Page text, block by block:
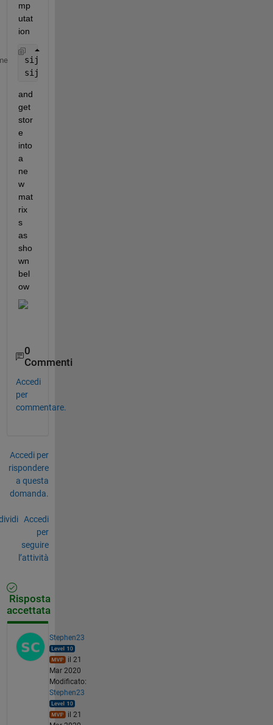
mp
utat
ion
sij = c0i + c0j - cij
sij = sji;
and
get
stor
e
into
a
ne
w
mat
rix
s
as
sho
wn
bel
ow
0
Commenti
Accedi
per
commentare.
Accedi per
rispondere
a questa
domanda.
Accedi
per
seguire
l’attività
Risposta
accettata
Stephen23
il 21
Mar 2020
Modificato:
Stephen23
il 21